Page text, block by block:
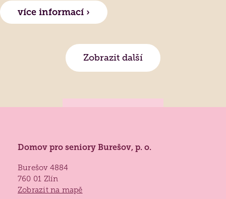
více informací ›
Zobrazit další
Domov pro seniory Burešov, p. o.
Burešov 4884
760 01 Zlín
Zobrazit na mapě